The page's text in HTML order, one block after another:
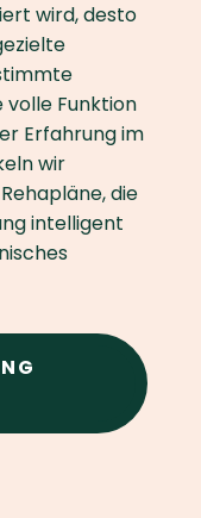
wird, desto
Funktion
Erfahrung im
wir
die
intelligent